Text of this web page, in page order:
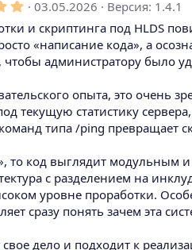
5
0
0
з
в
д
03.05.2026
Версия: 1.4.1
и скриптинга под HLDS
«написание кода», а
чтобы администратору было
опыта, это очень
текущую статистику
типа /ping превращает
то код выглядит модульным
с разделением на
уровне проработки.
сразу понять зачем эта
свое дело и подходит к